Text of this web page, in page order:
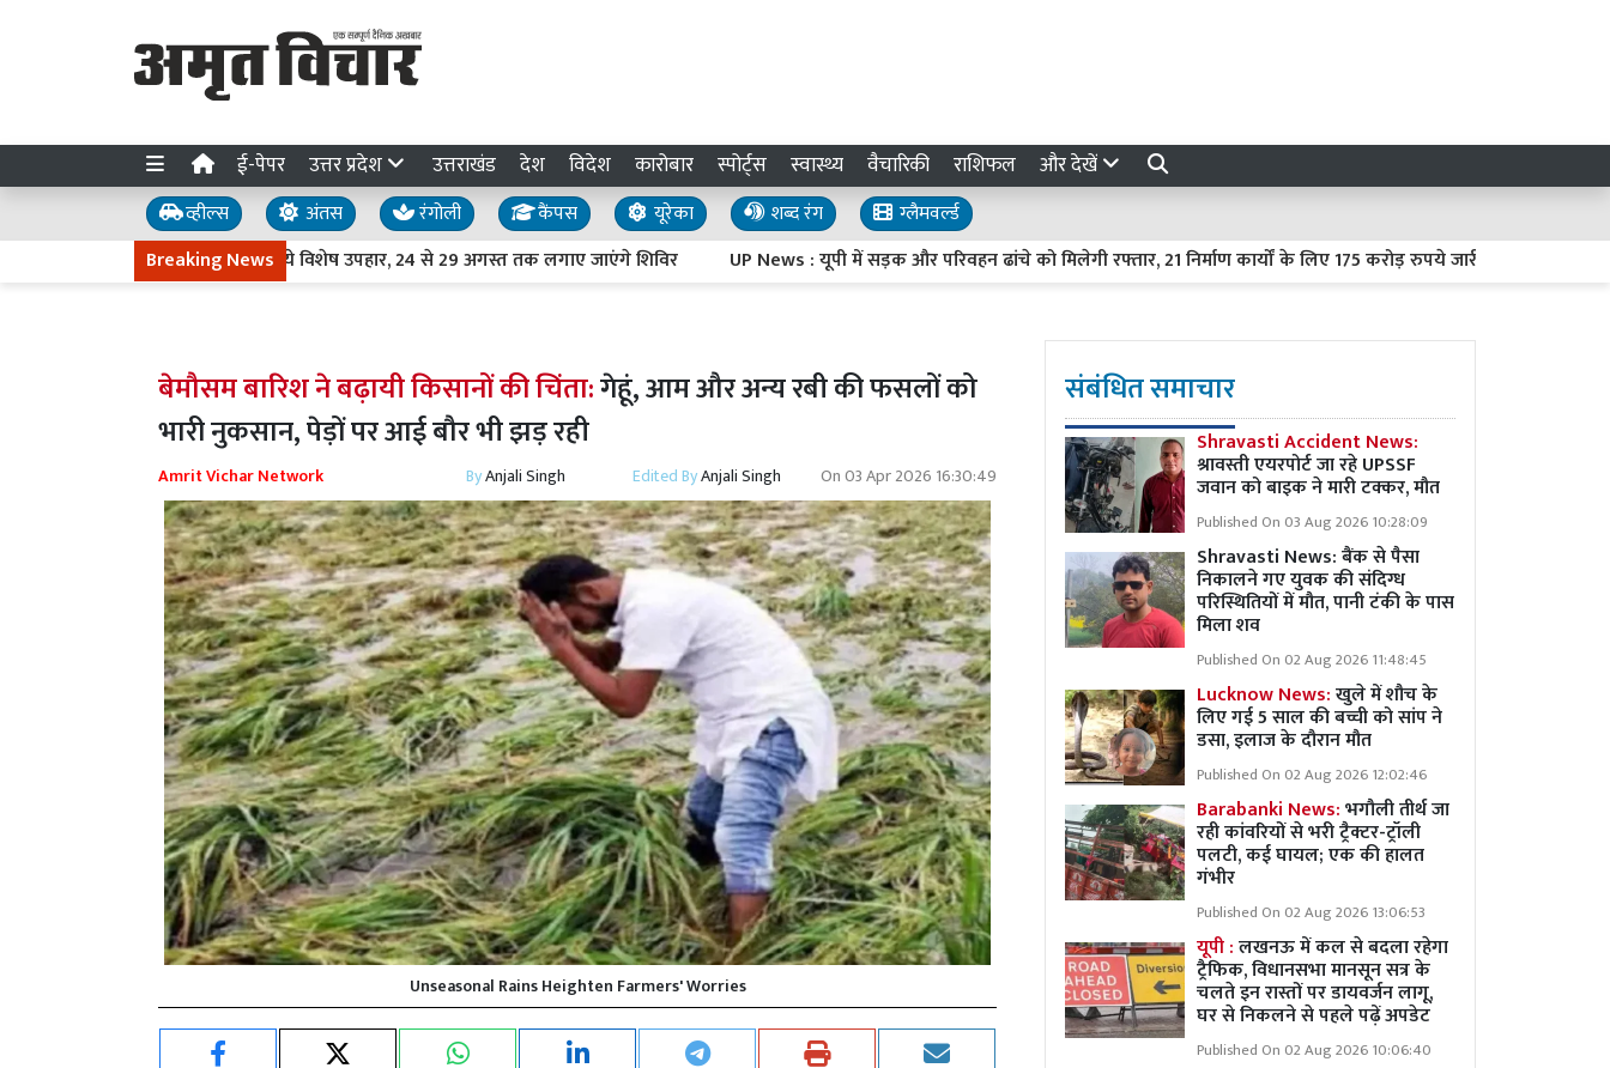
ई-पेपर उत्तर प्रदेश उत्तराखंड देश विदेश कारोबार स्पोर्ट्स स्वास्थ्य वैचारिकी राशिफल और देखें
व्हील्स अंतस रंगोली कैंपस यूरेका शब्द रंग
ग्लैमवर्ल्ड
Breaking News
पर बहन को दें डाक विभाग की ये विशेष उपहार, 24 से 29 अगस्त तक लगाए जाएंगे शिविर UP News : यूपी में सड़क और परिवहन ढांचे को मिलेगी रफ्तार, 21 निर्माण कार्यों के लिए 175 करोड़ रुपये जारी
बेमौसम बारिश ने बढ़ायी किसानों की चिंता:गेहूं, आम और अन्य रबी की फसलों को
भारी नुकसान, पेड़ों पर आई बौर भी झड़ रही
Amrit Vichar Network ByAnjali Singh Edited ByAnjali Singh On03 Apr 2026 16:30:49
Unseasonal Rains Heighten Farmers' Worries
संबंधित समाचार
Shravasti Accident News:
श्रावस्ती एयरपोर्ट जा रहे UPSSF
जवान को बाइक ने मारी टक्कर, मौत
Published On 03 Aug 2026 10:28:09
Shravasti News: बैंक से पैसा
निकालने गए युवक की संदिग्ध
परिस्थितियों में मौत, पानी टंकी के पास
मिला शव
Published On 02 Aug 2026 11:48:45
Lucknow News:खुले में शौच के
लिए गई 5 साल की बच्ची को सांप ने
डसा, इलाज के दौरान मौत
Published On 02 Aug 2026 12:02:46
Barabanki News:भगौली तीर्थ जा
रही कांवरियों से भरी ट्रैक्टर-ट्रॉली
पलटी, कई घायल; एक की हालत
गंभीर
Published On 02 Aug 2026 13:06:53
यूपी :लखनऊ में कल से बदला रहेगा
ट्रैफिक, विधानसभा मानसून सत्र के
चलते इन रास्तों पर डायवर्जन लागू,
घर से निकलने से पहले पढ़ें अपडेट
Published On 02 Aug 2026 10:06:40